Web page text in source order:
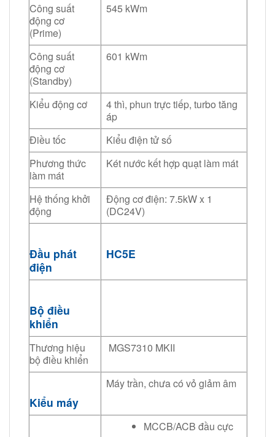
Công suất
động cơ
(Prime)
545 kWm
Công suất
động cơ
(Standby)
601 kWm
Kiểu động cơ
4 thì, phun trực tiếp, turbo tăng
áp
Điều tốc
Kiểu điện tử số
Phương thức
làm mát
Két nước kết hợp quạt làm mát
Hệ thống khởi
động
Động cơ điện: 7.5kW x 1
(DC24V)
Đầu phát
điện
HC5E
Bộ điều
khiển
Thương hiệu
bộ điều khiển
MGS7310 MKII
Kiểu máy
Máy trần, chưa có vỏ giảm âm
MCCB/ACB đầu cực